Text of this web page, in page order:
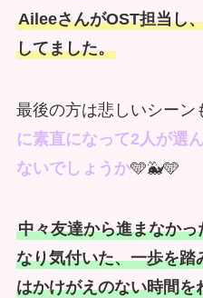
AileeさんがOST担当し
してました。
最後の方は悲しいシーン
に素直になって2人が選
ないでしょうか🩵🐳🩵
中々友達から進まなか
なり気付いた、一歩を踏
はかけがえのない時間を